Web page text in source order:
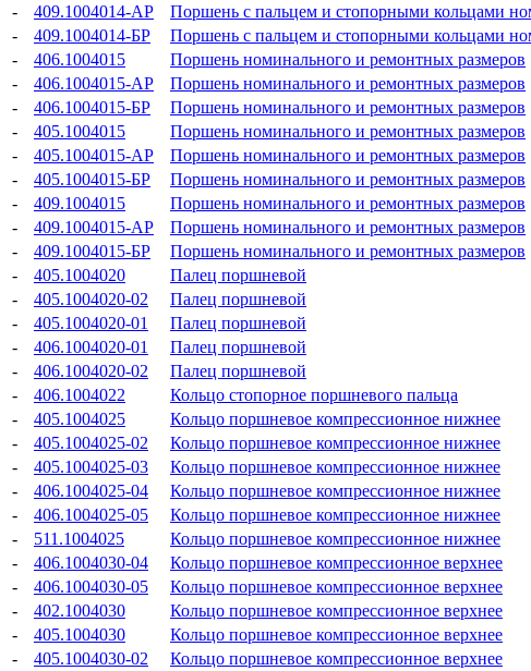
-
409.1004014-АР Поршень с пальцем и стопорными кольцами
-
409.1004014-БР Поршень с пальцем и стопорными кольцами
-
406.1004015 Поршень номинального и ремонтных размеров
-
406.1004015-АР Поршень номинального и ремонтных размеров
-
406.1004015-БР Поршень номинального и ремонтных размеров
-
405.1004015 Поршень номинального и ремонтных размеров
-
405.1004015-АР Поршень номинального и ремонтных размеров
-
405.1004015-БР Поршень номинального и ремонтных размеров
-
409.1004015 Поршень номинального и ремонтных размеров
-
409.1004015-АР Поршень номинального и ремонтных размеров
-
409.1004015-БР Поршень номинального и ремонтных размеров
-
405.1004020 Палец поршневой
-
405.1004020-02 Палец поршневой
-
405.1004020-01 Палец поршневой
-
406.1004020-01 Палец поршневой
-
406.1004020-02 Палец поршневой
-
406.1004022 Кольцо стопорное поршневого пальца
-
405.1004025 Кольцо поршневое компрессионное нижнее
-
405.1004025-02 Кольцо поршневое компрессионное нижнее
-
405.1004025-03 Кольцо поршневое компрессионное нижнее
-
406.1004025-04 Кольцо поршневое компрессионное нижнее
-
406.1004025-05 Кольцо поршневое компрессионное нижнее
-
511.1004025 Кольцо поршневое компрессионное нижнее
-
406.1004030-04 Кольцо поршневое компрессионное верхнее
-
406.1004030-05 Кольцо поршневое компрессионное верхнее
-
402.1004030 Кольцо поршневое компрессионное верхнее
-
405.1004030 Кольцо поршневое компрессионное верхнее
-
405.1004030-02 Кольцо поршневое компрессионное верхнее